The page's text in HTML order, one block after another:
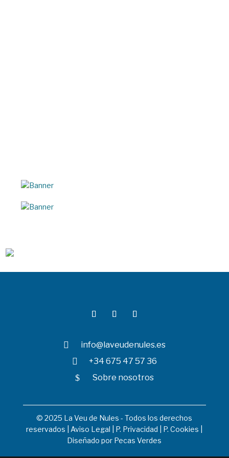
 info@laveudenules.es
 +34 675 47 57 36
$ Sobre nosotros
© 2025 La Veu de Nules - Todos los derechos
reservados | Aviso Legal P. Privacidad P. Cookies
Diseñado por Pecas Verdes